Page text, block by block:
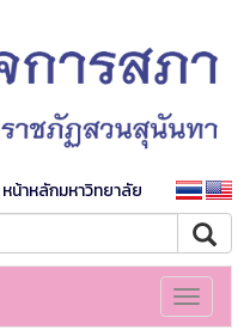
หน้าหลักมหาวิทยาลัย
Toggle